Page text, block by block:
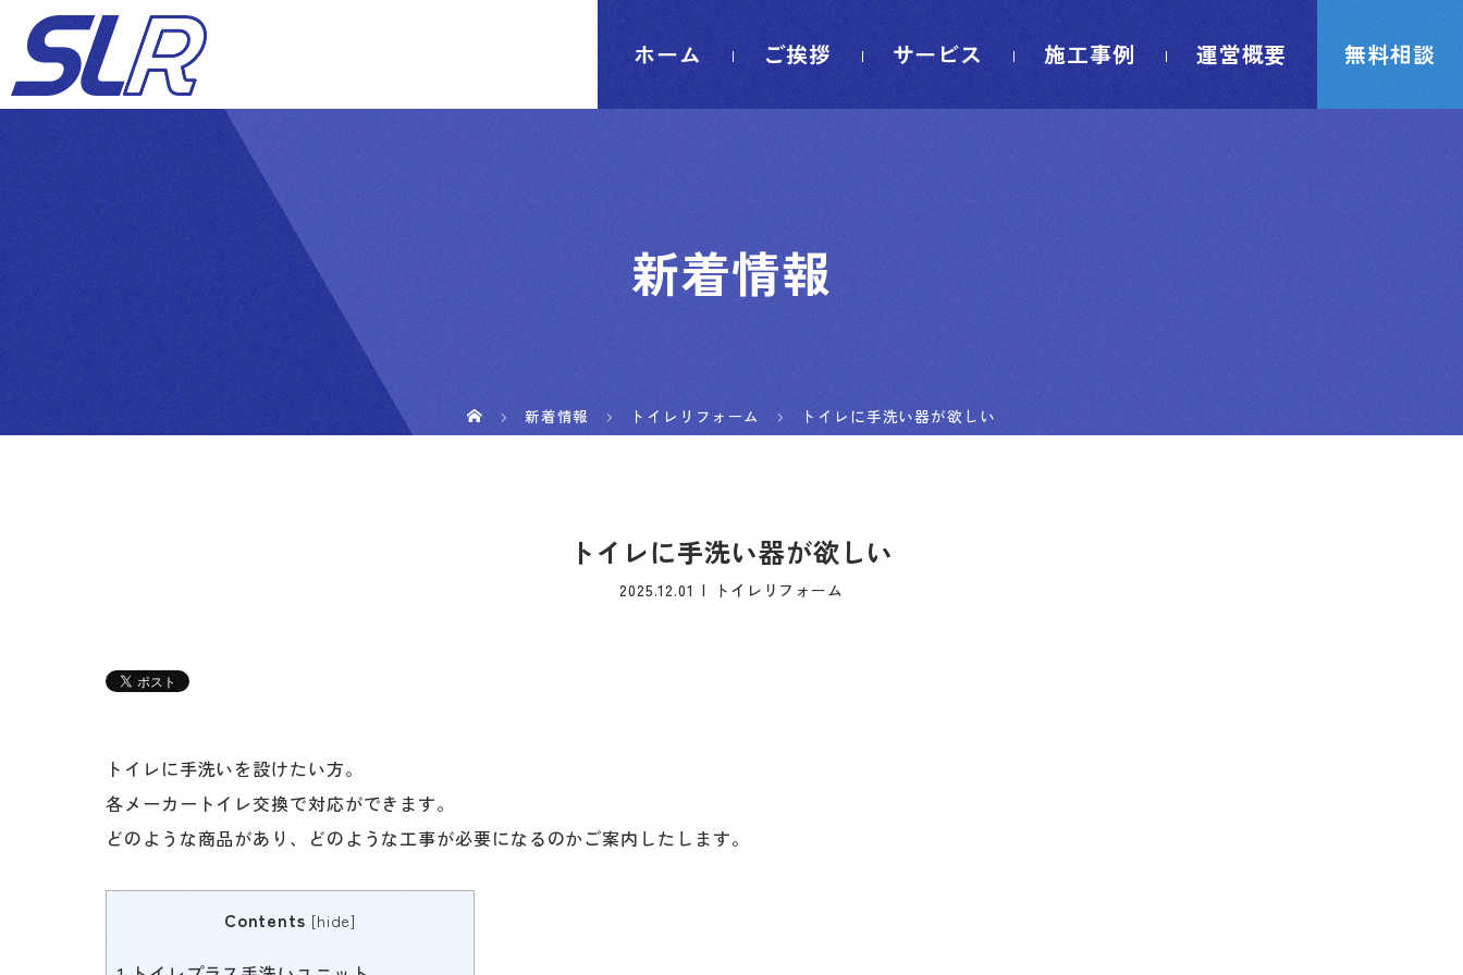
ホーム ご挨拶 サービス 施工事例 運営概要 無料相談
新着情報
新着情報 トイレリフォーム トイレに手洗い器が欲しい
トイレに手洗い器が欲しい
2025.12.01 トイレリフォーム
トイレに手洗いを設けたい方。
各メーカートイレ交換で対応ができます。
どのような商品があり、どのような工事が必要になるのかご案内したします。
Contents [hide]